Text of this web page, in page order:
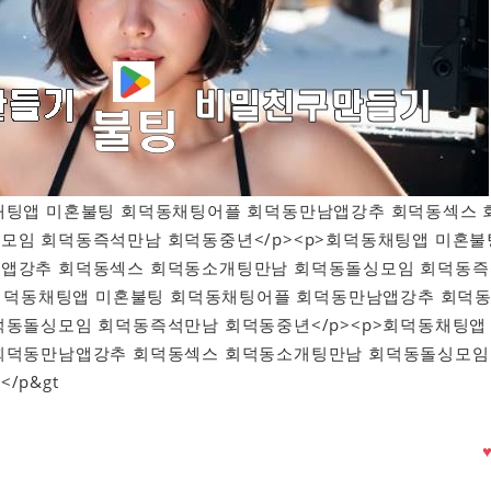
앱 미혼불팅 회덕동채팅어플 회덕동만남앱강추 회덕동섹스
임 회덕동즉석만남 회덕동중년</p><p>회덕동채팅앱 미혼불
강추 회덕동섹스 회덕동소개팅만남 회덕동돌싱모임 회덕동
동채팅앱 미혼불팅 회덕동채팅어플 회덕동만남앱강추 회덕
돌싱모임 회덕동즉석만남 회덕동중년</p><p>회덕동채팅앱
동만남앱강추 회덕동섹스 회덕동소개팅만남 회덕동돌싱모임
</p&gt